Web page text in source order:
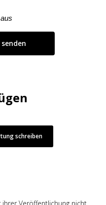
schreiben